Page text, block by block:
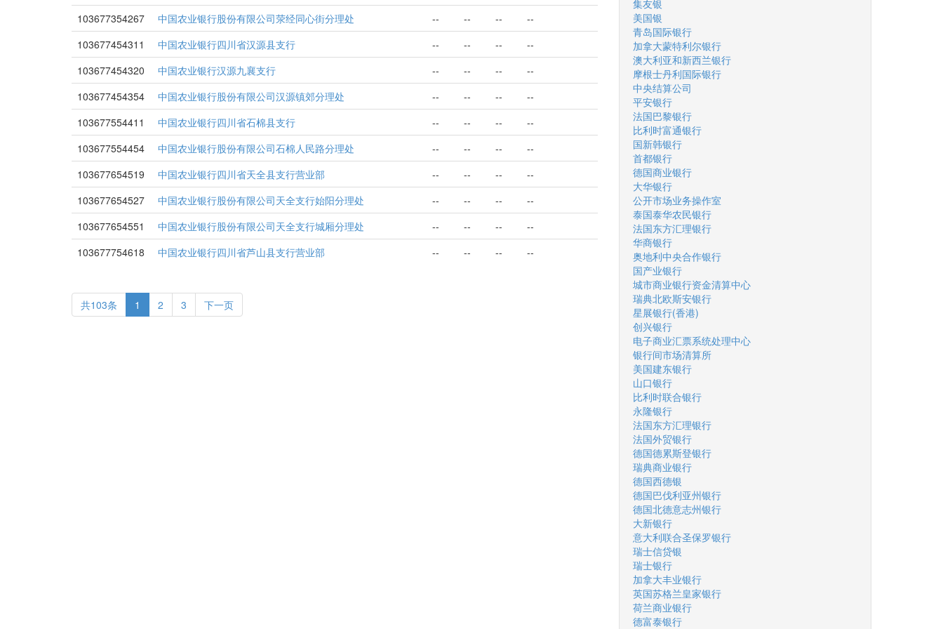
103677354267
中国农业银行股份有限公司荥经同心街分理处 -- -- --
--
103677454311
中国农业银行四川省汉源县支行 -- -- --
--
103677454320
中国农业银行汉源九襄支行 -- -- --
--
103677454354
中国农业银行股份有限公司汉源镇郊分理处 -- -- --
--
103677554411
中国农业银行四川省石棉县支行 -- -- --
--
103677554454
中国农业银行股份有限公司石棉人民路分理处 -- -- --
--
103677654519
中国农业银行四川省天全县支行营业部 -- -- --
--
103677654527
中国农业银行股份有限公司天全支行始阳分理处 -- -- --
--
103677654551
中国农业银行股份有限公司天全支行城厢分理处 -- -- --
--
103677754618
中国农业银行四川省芦山县支行营业部 -- -- -- --
共103条 1 2 3 下一页
集友银
美国银
青岛国际银行
加拿大蒙特利尔银行
澳大利亚和新西兰银行
摩根士丹利国际银行
中央结算公司
平安银行
法国巴黎银行
比利时富通银行
国新韩银行
首都银行
德国商业银行
大华银行
公开市场业务操作室
泰国泰华农民银行
法国东方汇理银行
华商银行
奥地利中央合作银行
国产业银行
城市商业银行资金清算中心
瑞典北欧斯安银行
星展银行(香港)
创兴银行
电子商业汇票系统处理中心
银行间市场清算所
美国建东银行
山口银行
比利时联合银行
永隆银行
法国东方汇理银行
法国外贸银行
德国德累斯登银行
瑞典商业银行
德国西德银
德国巴伐利亚州银行
德国北德意志州银行
大新银行
意大利联合圣保罗银行
瑞士信贷银
瑞士银行
加拿大丰业银行
英国苏格兰皇家银行
荷兰商业银行
德富泰银行